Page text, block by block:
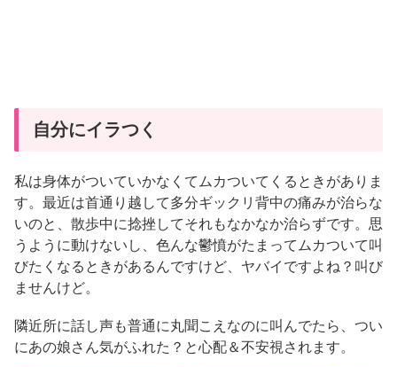
自分にイラつく
私は身体がついていかなくてムカついてくるときがありま
す。最近は首通り越して多分ギックリ背中の痛みが治らな
いのと、散歩中に捻挫してそれもなかなか治らずです。思
うように動けないし、色んな鬱憤がたまってムカついて叫
びたくなるときがあるんですけど、ヤバイですよね？叫び
ませんけど。
隣近所に話し声も普通に丸聞こえなのに叫んでたら、つい
にあの娘さん気がふれた？と心配＆不安視されます。